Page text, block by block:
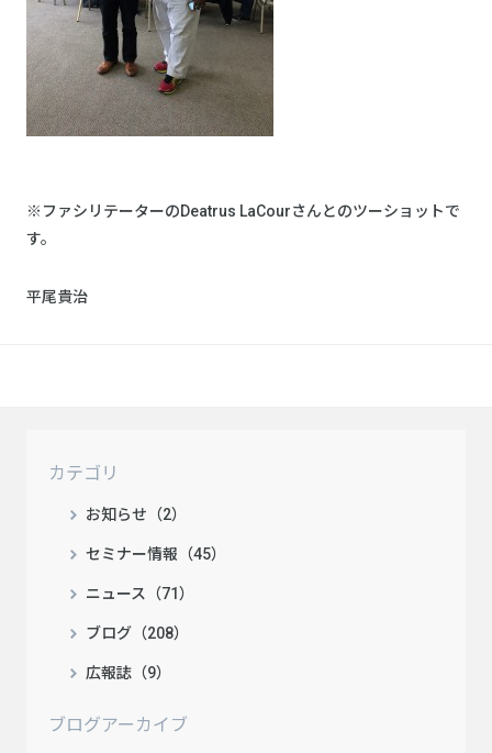
※ファシリテーターのDeatrus LaCourさんとのツーショットで
す。
平尾貴治
カテゴリ
お知らせ（2）
セミナー情報（45）
ニュース（71）
ブログ（208）
広報誌（9）
ブログアーカイブ